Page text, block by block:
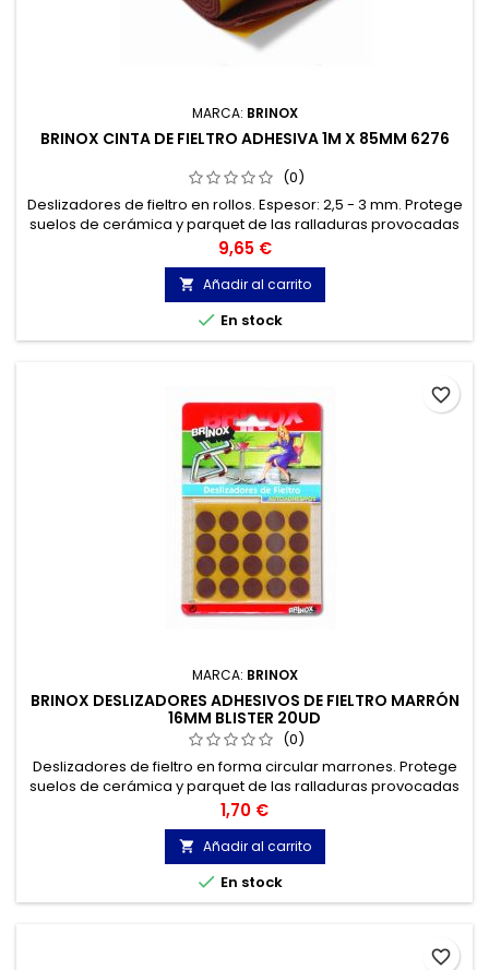
MARCA: BRINOX
BRINOX CINTA DE FIELTRO ADHESIVA 1M X 85MM 6276
(0)
Deslizadores de fieltro en rollos. Espesor: 2,5 - 3 mm. Protege
suelos de cerámica y parquet de las ralladuras provocadas
por el movimiento de sillasy muebles. Adhesivo: Transfer
acrílico de alta adherencia.
Precio
9,65 €
 Añadir al carrito
 En stock
MARCA: BRINOX
BRINOX DESLIZADORES ADHESIVOS DE FIELTRO MARRÓN
16MM BLISTER 20UD
(0)
Deslizadores de fieltro en forma circular marrones. Protege
suelos de cerámica y parquet de las ralladuras provocadas
por el movimiento de sillas y muebles.
Precio
1,70 €
 Añadir al carrito
 En stock
favorite_border
favorite_border